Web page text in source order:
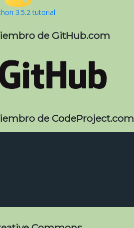
3.5.2 tutorial
de GitHub.com
de CodeProject.com